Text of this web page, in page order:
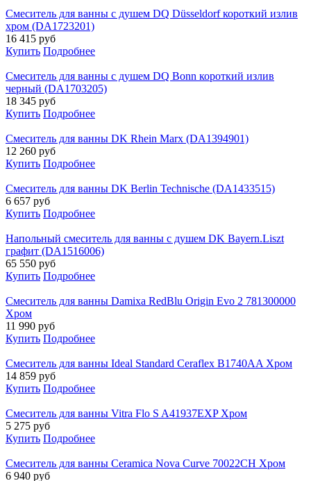
Смеситель для ванны с душем DQ Düsseldorf короткий излив
хром (DA1723201)
16 415 руб
Купить Подробнее
Смеситель для ванны с душем DQ Bonn короткий излив
черный (DA1703205)
18 345 руб
Купить Подробнее
Смеситель для ванны DK Rhein Marx (DA1394901)
12 260 руб
Купить Подробнее
Смеситель для ванны DK Berlin Technische (DA1433515)
6 657 руб
Купить Подробнее
Напольный смеситель для ванны с душем DK Bayern.Liszt
графит (DA1516006)
65 550 руб
Купить Подробнее
Смеситель для ванны Damixa RedBlu Origin Evo 2 781300000
Хром
11 990 руб
Купить Подробнее
Смеситель для ванны Ideal Standard Ceraflex B1740AA Хром
14 859 руб
Купить Подробнее
Смеситель для ванны Vitra Flo S A41937EXP Хром
5 275 руб
Купить Подробнее
Смеситель для ванны Ceramica Nova Curve 70022CH Хром
6 940 руб